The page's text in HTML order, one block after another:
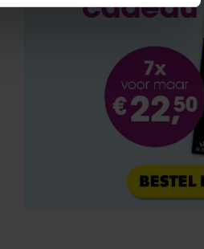
media te bieden en om ons
informatie die u aan ze heeft
met onze cookies als u